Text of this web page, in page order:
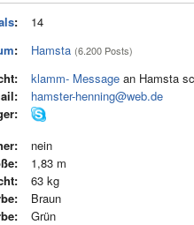
:
14
: Hamsta (6.200 Posts)
klamm- Message an Hamsta
hamster-henning@web.de
nein
1,83 m
63 kg
Braun
Grün